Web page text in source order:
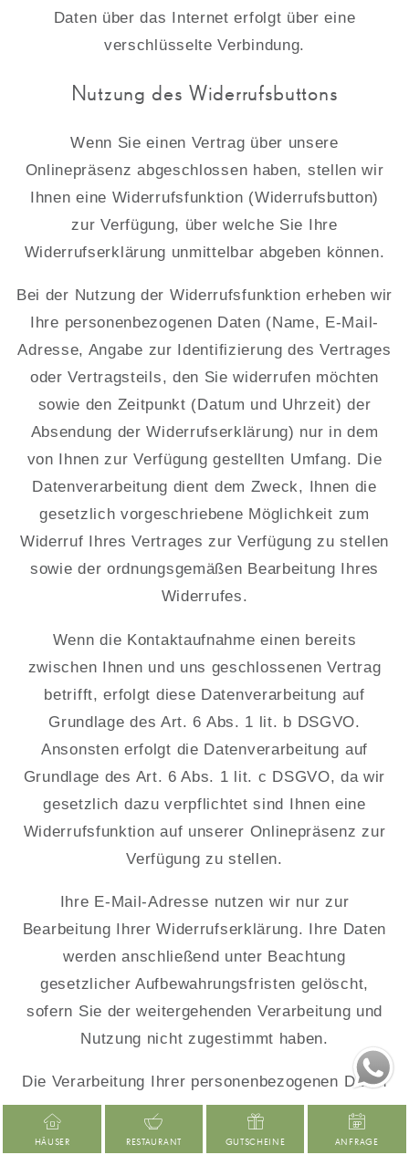
Daten über das Internet erfolgt über eine
verschlüsselte Verbindung.
Nutzung des Widerrufsbuttons
Wenn Sie einen Vertrag über unsere
Onlinepräsenz abgeschlossen haben, stellen wir
Ihnen eine Widerrufsfunktion (Widerrufsbutton)
zur Verfügung, über welche Sie Ihre
Widerrufserklärung unmittelbar abgeben können.
Bei der Nutzung der Widerrufsfunktion erheben wir
Ihre personenbezogenen Daten (Name, E-Mail-
Adresse, Angabe zur Identifizierung des Vertrages
oder Vertragsteils, den Sie widerrufen möchten
sowie den Zeitpunkt (Datum und Uhrzeit) der
Absendung der Widerrufserklärung) nur in dem
von Ihnen zur Verfügung gestellten Umfang. Die
Datenverarbeitung dient dem Zweck, Ihnen die
gesetzlich vorgeschriebene Möglichkeit zum
Widerruf Ihres Vertrages zur Verfügung zu stellen
sowie der ordnungsgemäßen Bearbeitung Ihres
Widerrufes.
Wenn die Kontaktaufnahme einen bereits
zwischen Ihnen und uns geschlossenen Vertrag
betrifft, erfolgt diese Datenverarbeitung auf
Grundlage des Art. 6 Abs. 1 lit. b DSGVO.
Ansonsten erfolgt die Datenverarbeitung auf
Grundlage des Art. 6 Abs. 1 lit. c DSGVO, da wir
gesetzlich dazu verpflichtet sind Ihnen eine
Widerrufsfunktion auf unserer Onlinepräsenz zur
Verfügung zu stellen.
Ihre E-Mail-Adresse nutzen wir nur zur
Bearbeitung Ihrer Widerrufserklärung. Ihre Daten
werden anschließend unter Beachtung
gesetzlicher Aufbewahrungsfristen gelöscht,
sofern Sie der weitergehenden Verarbeitung und
Nutzung nicht zugestimmt haben.
Die Verarbeitung Ihrer personenbezogenen Daten
dient dem Zweck, die gesetzlichen Anforderungen
an die Gestaltung der Widerrufsfunktion
HÄUSER RESTAURANT GUTSCHEINE ANFRAGE